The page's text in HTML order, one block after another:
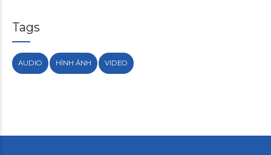
Tags
AUDIO HÌNH ẢNH VIDEO